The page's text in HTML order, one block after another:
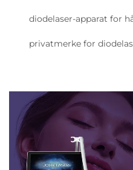
diodelaser-apparat for
privatmerke for